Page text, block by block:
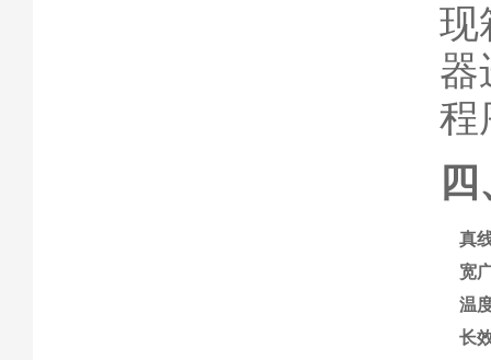
现
器
程
真
宽
温
长